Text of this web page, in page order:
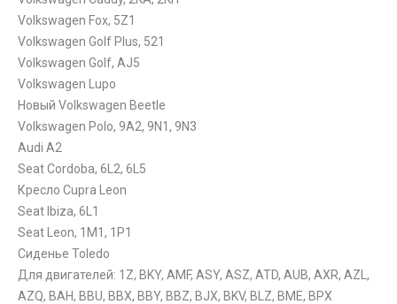
Volkswagen Fox, 5Z1
Volkswagen Golf Plus, 521
Volkswagen Golf, AJ5
Volkswagen Lupo
Новый Volkswagen Beetle
Volkswagen Polo, 9A2, 9N1, 9N3
Audi A2
Seat Cordoba, 6L2, 6L5
Кресло Cupra Leon
Seat Ibiza, 6L1
Seat Leon, 1M1, 1P1
Сиденье Toledo
Для двигателей: 1Z, BKY, AMF, ASY, ASZ, ATD, AUB, AXR, AZL,
AZQ, BAH, BBU, BBX, BBY, BBZ, BJX, BKV, BLZ, BME, BPX